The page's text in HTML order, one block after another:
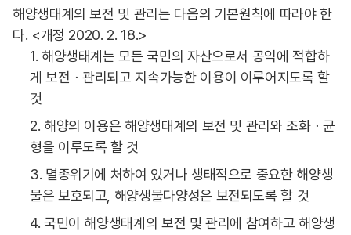
해양생태계의 보전 및 관리는 다음의 기본원칙에 따라야 한
다. <개정 2020. 2. 18.>
1. 해양생태계는 모든 국민의 자산으로서 공익에 적합하
게 보전ㆍ관리되고 지속가능한 이용이 이루어지도록 할
것
2. 해양의 이용은 해양생태계의 보전 및 관리와 조화ㆍ균
형을 이루도록 할 것
3. 멸종위기에 처하여 있거나 생태적으로 중요한 해양생
물은 보호되고, 해양생물다양성은 보전되도록 할 것
4. 국민이 해양생태계의 보전 및 관리에 참여하고 해양생